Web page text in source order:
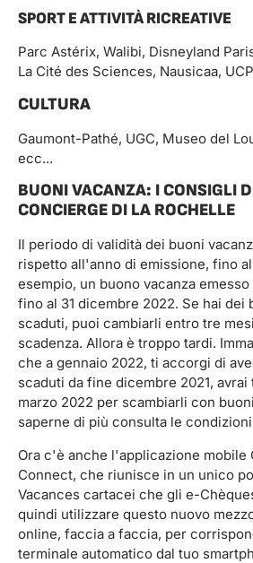
SPORT E ATTIVITÀ RICREATIVE
Parc Astérix, Walibi, Disneyland
La Cité des Sciences, Nausicaa,
CULTURA
Gaumont-Pathé, UGC, Museo del
ecc...
BUONI VACANZA: I CONSIGLI
CONCIERGE DI LA ROCHELLE
Il periodo di validità dei buoni
rispetto all'anno di emissione, fino
esempio, un buono vacanza
fino al 31 dicembre 2022. Se hai dei
scaduti, puoi cambiarli entro tre
scadenza. Allora è troppo tardi.
che a gennaio 2022, ti accorgi di
scaduti da fine dicembre 2021, avrai
marzo 2022 per scambiarli con
saperne di più consulta le
Ora c'è anche l'applicazione mobile
Connect, che riunisce in un unico
Vacances cartacei che gli e-
quindi utilizzare questo nuovo
online, faccia a faccia, per
terminale automatico dal tuo